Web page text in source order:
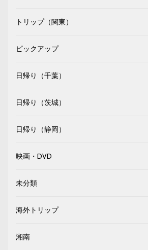
トリップ（関東）
ピックアップ
日帰り（千葉）
日帰り（茨城）
日帰り（静岡）
映画・DVD
未分類
海外トリップ
湘南